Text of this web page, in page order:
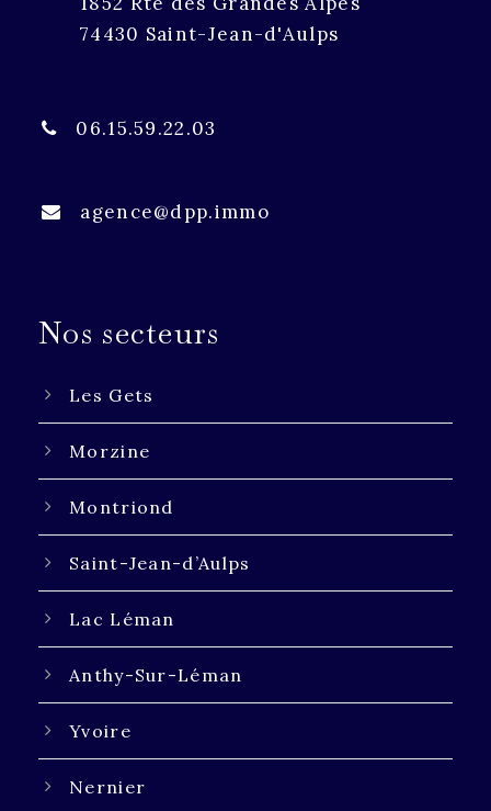
74430 Saint-Jean-d'Aulps
06.15.59.22.03
agence@dpp.immo
Nos secteurs
Les Gets
Morzine
Montriond
Saint-Jean-d’Aulps
Lac Léman
Anthy-Sur-Léman
Yvoire
Nernier